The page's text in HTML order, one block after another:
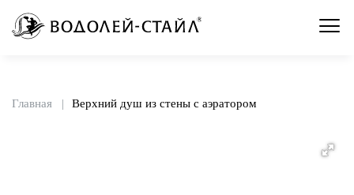
Главная Верхний душ из стены с аэратором